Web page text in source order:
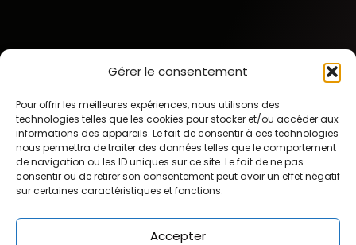
Gérer le consentement
Pour offrir les meilleures expériences, nous utilisons des
technologies telles que les cookies pour stocker et/ou accéder aux
informations des appareils. Le fait de consentir à ces technologies
nous permettra de traiter des données telles que le comportement
de navigation ou les ID uniques sur ce site. Le fait de ne pas
consentir ou de retirer son consentement peut avoir un effet négatif
sur certaines caractéristiques et fonctions.
Accepter
Pathologies